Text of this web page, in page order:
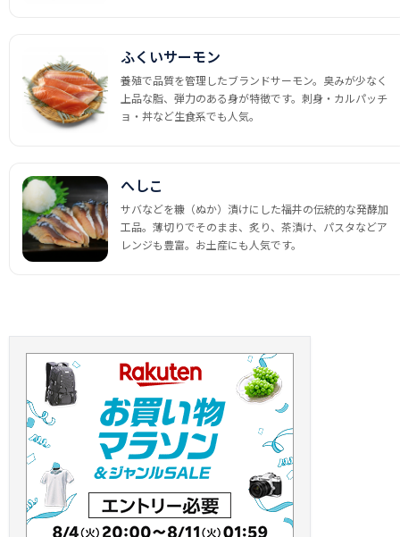
ふくいサーモン
養殖で品質を管理したブランドサーモン。臭みが少なく
上品な脂、弾力のある身が特徴です。刺身・カルパッチ
ョ・丼など生食系でも人気。
へしこ
サバなどを糠（ぬか）漬けにした福井の伝統的な発酵加
工品。薄切りでそのまま、炙り、茶漬け、パスタなどア
レンジも豊富。お土産にも人気です。